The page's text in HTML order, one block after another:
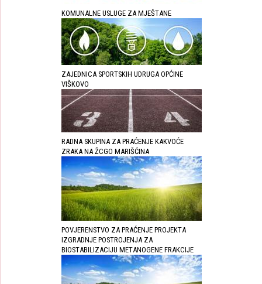
KOMUNALNE USLUGE ZA MJEŠTANE
ZAJEDNICA SPORTSKIH UDRUGA OPĆINE
VIŠKOVO
RADNA SKUPINA ZA PRAĆENJE KAKVOĆE
ZRAKA NA ŽCGO MARIŠĆINA
POVJERENSTVO ZA PRAĆENJE PROJEKTA
IZGRADNJE POSTROJENJA ZA
BIOSTABILIZACIJU METANOGENE FRAKCIJE